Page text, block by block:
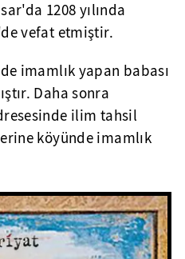
1208 yılında
vefat etmiştir.
imamlık yapan babası
Daha sonra
ilim tahsil
köyünde imamlık